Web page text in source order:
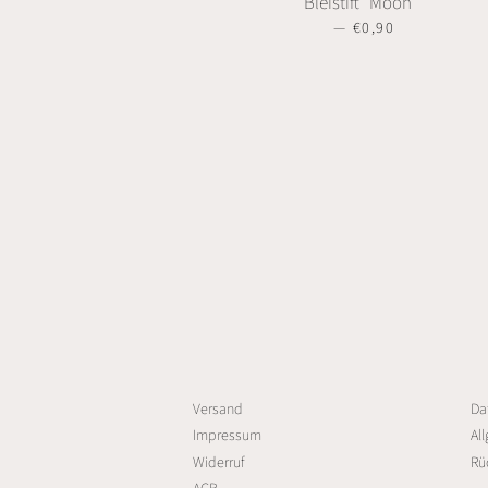
— SONDERPREIS
€0,90
Versand
Impressum
Widerruf